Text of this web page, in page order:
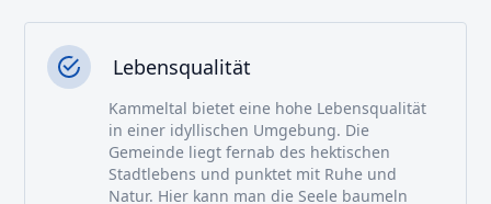
Lebensqualität
Kammeltal bietet eine hohe Lebensqualität
in einer idyllischen Umgebung. Die
Gemeinde liegt fernab des hektischen
Stadtlebens und punktet mit Ruhe und
Natur. Hier kann man die Seele baumeln